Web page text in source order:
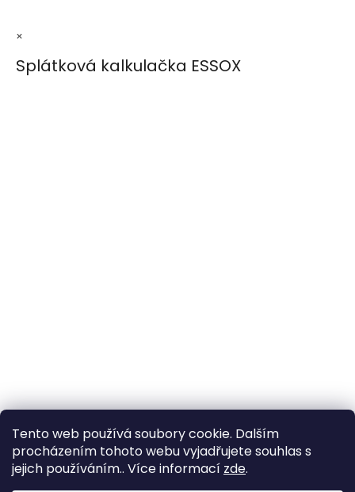
Tento web používá soubory cookie. Dalším
procházením tohoto webu vyjadřujete souhlas s
jejich používáním.. Více informací zde.
×
Splátková kalkulačka ESSOX